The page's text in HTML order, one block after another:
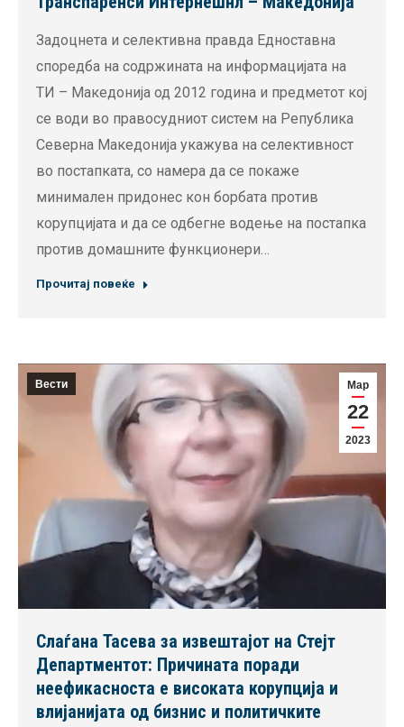
Задоцнета и селективна правда Едноставна
споредба на содржината на информацијата на
ТИ – Македонија од 2012 година и предметот кој
се води во правосудниот систем на Република
Северна Македонија укажува на селективност
во постапката, со намера да се покаже
минимален придонес кон борбата против
корупцијата и да се одбегне водење на постапка
против домашните функционери…
Прочитај повеќе
Мар
22
2023
Вести
Слаѓана Тасева за извештајот на Стејт
Департментот: Причината поради
неефикасноста е високата корупција и
влијанијата од бизнис и политичките